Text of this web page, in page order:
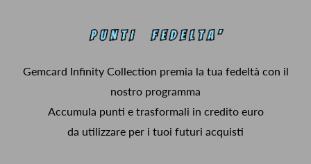
Gemcard Infinity Collection premia la tua fedeltà con il
nostro programma
Accumula punti e trasformali in credito euro
da utilizzare per i tuoi futuri acquisti